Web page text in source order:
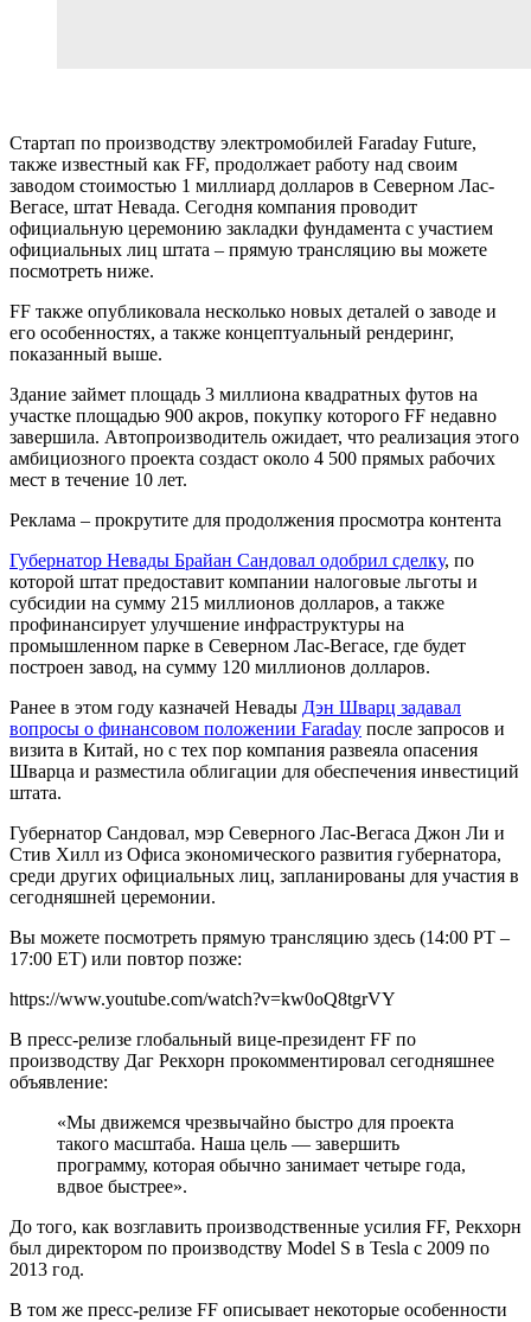
Стартап по производству электромобилей Faraday Future,
также известный как FF, продолжает работу над своим
заводом стоимостью 1 миллиард долларов в Северном Лас-
Вегасе, штат Невада. Сегодня компания проводит
официальную церемонию закладки фундамента с участием
официальных лиц штата – прямую трансляцию вы можете
посмотреть ниже.
FF также опубликовала несколько новых деталей о заводе и
его особенностях, а также концептуальный рендеринг,
показанный выше.
Здание займет площадь 3 миллиона квадратных футов на
участке площадью 900 акров, покупку которого FF недавно
завершила. Автопроизводитель ожидает, что реализация этого
амбициозного проекта создаст около 4 500 прямых рабочих
мест в течение 10 лет.
Реклама – прокрутите для продолжения просмотра контента
Губернатор Невады Брайан Сандовал одобрил сделку, по
которой штат предоставит компании налоговые льготы и
субсидии на сумму 215 миллионов долларов, а также
профинансирует улучшение инфраструктуры на
промышленном парке в Северном Лас-Вегасе, где будет
построен завод, на сумму 120 миллионов долларов.
Ранее в этом году казначей Невады Дэн Шварц задавал
вопросы о финансовом положении Faraday после запросов и
визита в Китай, но с тех пор компания развеяла опасения
Шварца и разместила облигации для обеспечения инвестиций
штата.
Губернатор Сандовал, мэр Северного Лас-Вегаса Джон Ли и
Стив Хилл из Офиса экономического развития губернатора,
среди других официальных лиц, запланированы для участия в
сегодняшней церемонии.
Вы можете посмотреть прямую трансляцию здесь (14:00 PT –
17:00 ET) или повтор позже:
https://www.youtube.com/watch?v=kw0oQ8tgrVY
В пресс-релизе глобальный вице-президент FF по
производству Даг Рекхорн прокомментировал сегодняшнее
объявление:
«Мы движемся чрезвычайно быстро для проекта
такого масштаба. Наша цель — завершить
программу, которая обычно занимает четыре года,
вдвое быстрее».
До того, как возглавить производственные усилия FF, Рекхорн
был директором по производству Model S в Tesla с 2009 по
2013 год.
В том же пресс-релизе FF описывает некоторые особенности